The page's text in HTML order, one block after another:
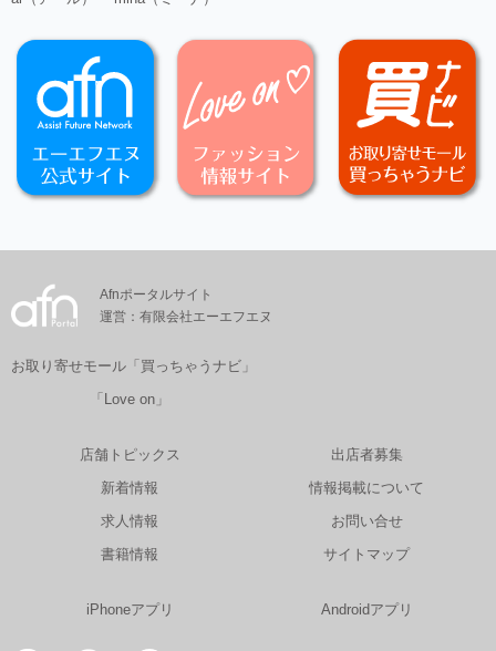
Afnポータルサイト
運営：有限会社エーエフエヌ
お取り寄せモール「買っちゃうナビ」
「Love on」
店舗トピックス
新着情報
求人情報
書籍情報
出店者募集
情報掲載について
お問い合せ
サイトマップ
iPhoneアプリ Androidアプリ